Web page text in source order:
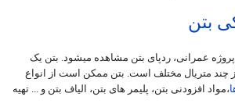
بتن
عمرانی، ردپای بتن مشاهده میشود. بتن یک
چند متریال مختلف است. بتن ممکن است از انواع
،مواد افزودنی بتن، پلیمر های بتن، الیاف بتن و ... تهیه